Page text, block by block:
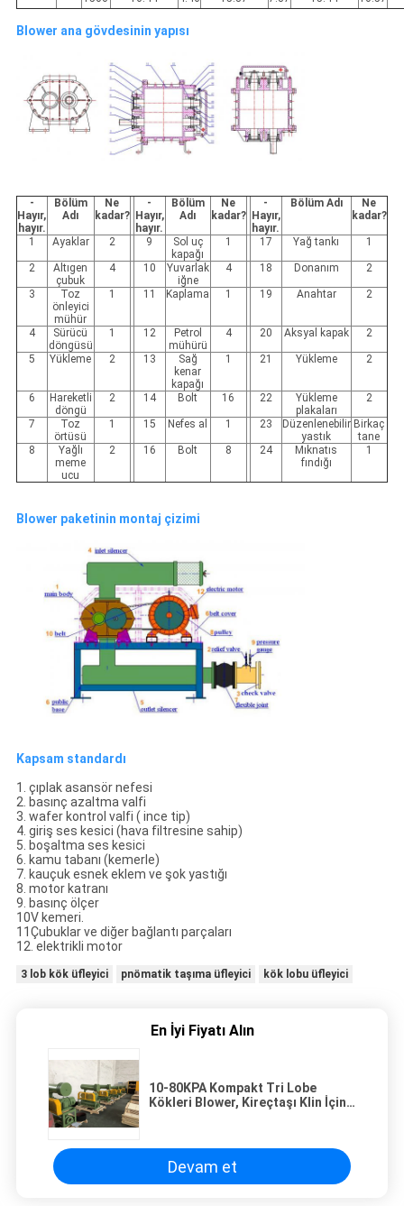
Blower ana gövdesinin yapısı
-
Hayır,
hayır.
Bölüm
Adı
Ne
kadar?
-
Hayır,
hayır.
Bölüm
Adı
Ne
kadar?
-
Hayır,
hayır.
Bölüm Adı
Ne
kadar?
1 Ayaklar 2 9
Sol uç
kapağı
1 17 Yağ tankı 1
2
Altıgen
çubuk
4 10
Yuvarlak
iğne
4 18 Donanım 2
3
Toz
önleyici
mühür
1 11 Kaplama 1 19 Anahtar 2
4
Sürücü
döngüsü
1 12
Petrol
mühürü
4 20 Aksyal kapak 2
5 Yükleme 2 13
Sağ
kenar
kapağı
1 21 Yükleme 2
6
Hareketli
döngü
2 14 Bolt 16 22
Yükleme
plakaları
2
7
Toz
örtüsü
1 15 Nefes al 1 23
Düzenlenebilir
yastık
Birkaç
tane
8
Yağlı
meme
ucu
2 16 Bolt 8 24
Mıknatıs
fındığı
1
Blower paketinin montaj çizimi
Kapsam standardı
1. çıplak asansör nefesi
2. basınç azaltma valfi
3. wafer kontrol valfi ( ince tip)
4. giriş ses kesici (hava filtresine sahip)
5. boşaltma ses kesici
6. kamu tabanı (kemerle)
7. kauçuk esnek eklem ve şok yastığı
8. motor katranı
9. basınç ölçer
10V kemeri.
11Çubuklar ve diğer bağlantı parçaları
12. elektrikli motor
3 lob kök üfleyici pnömatik taşıma üfleyici kök lobu üfleyici
En İyi Fiyatı Alın
10-80KPA Kompakt Tri Lobe
Kökleri Blower, Kireçtaşı Klin İçin
Devam et